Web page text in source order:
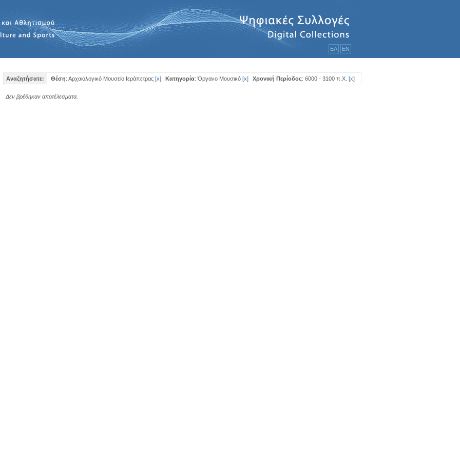
ΕΛ ΕΝ
Αναζητήσατε: Θέση: Αρχαιολογικό Μουσείο Ιεράπετρας [x] Κατηγορία: Όργανο Μουσικό [x] Χρονική Περίοδος: 6000 - 3100 π.Χ. [x]
Δεν βρέθηκαν αποτέλεσματα.